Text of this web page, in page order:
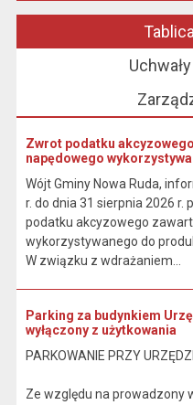
Zwrot podatku
napędowego
Wójt Gminy Nowa Ruda,
r. do dnia 31 sierpnia 2026
podatku akcyzowego
wykorzystywanego do
W związku z wdrażaniem...
Parking za budynkiem
wyłączony z użytkowania
PARKOWANIE PRZY
Ze względu na prowadzony